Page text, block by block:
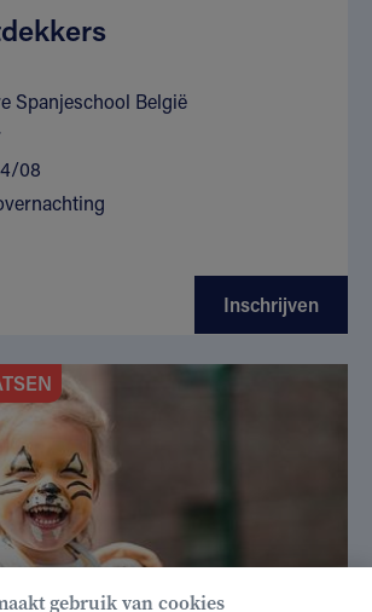
Spanjeschool België
08
Inschrijven
gebruik van cookies